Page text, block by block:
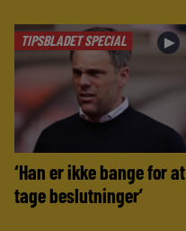
TIPSBLADET SPECIAL ►
‘Han er ikke bange for at
tage beslutninger’